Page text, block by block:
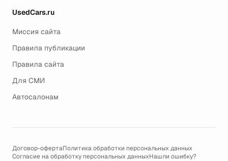
UsedCars.ru
Миссия сайта
Правила публикации
Правила сайта
Для СМИ
Автосалонам
Договор-офертаПолитика обработки персональных данных
Согласие на обработку персональных данныхНашли ошибку?